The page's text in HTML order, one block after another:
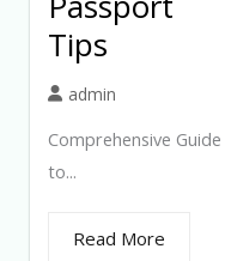
Tips
admin
Comprehensive Guide
to...
Read More